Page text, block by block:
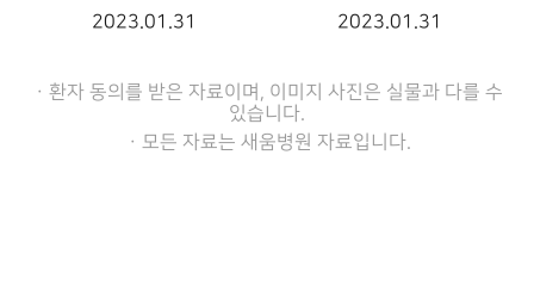
2023.01.31 2023.01.31
ㆍ환자 동의를 받은 자료이며, 이미지 사진은 실물과 다를 수
있습니다.
ㆍ모든 자료는 새움병원 자료입니다.